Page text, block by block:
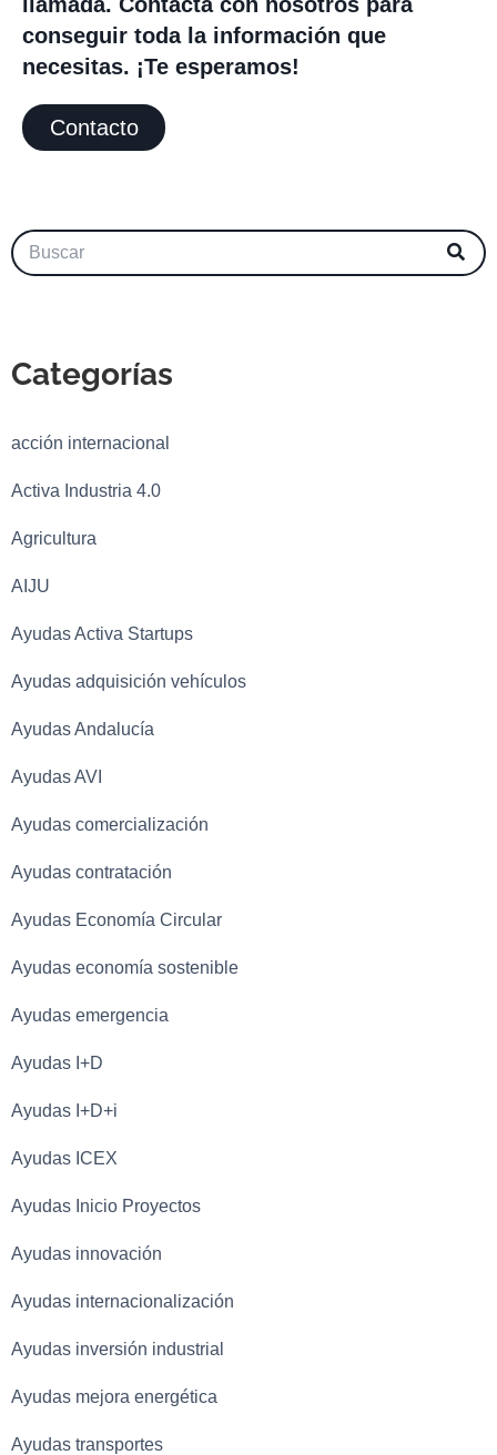
conseguir toda la información que
necesitas. ¡Te esperamos!
Contacto
Categorías
acción internacional
Activa Industria 4.0
Agricultura
AIJU
Ayudas Activa Startups
Ayudas adquisición vehículos
Ayudas Andalucía
Ayudas AVI
Ayudas comercialización
Ayudas contratación
Ayudas Economía Circular
Ayudas economía sostenible
Ayudas emergencia
Ayudas I+D
Ayudas I+D+i
Ayudas ICEX
Ayudas Inicio Proyectos
Ayudas innovación
Ayudas internacionalización
Ayudas inversión industrial
Ayudas mejora energética
Ayudas transportes